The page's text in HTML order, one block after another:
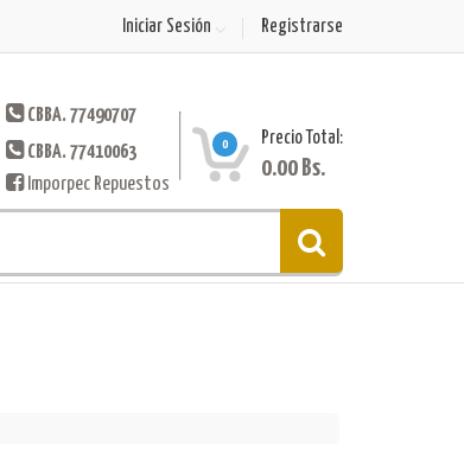
Iniciar Sesión Registrarse
CBBA. 77490707
CBBA. 77410063
Imporpec Repuestos
0 Precio Total:
0.00 Bs.